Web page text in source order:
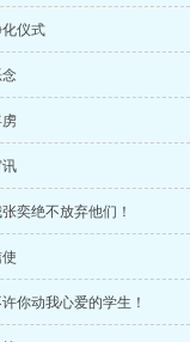
化仪式
念
虏
讯
奕绝不放弃他们！
你动我心爱的学生！